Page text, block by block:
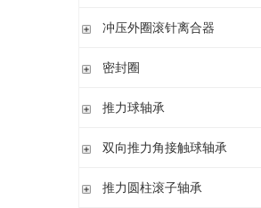
开式、满装滚针单元、无密封
无内圈
带内圈 开式
带内圈 密封
无挡边无内圈 开式
调心 有/无内圈
冲压外圈滚针离合器
不带轴承 带滚花或不带滚花
密封圈
密封圈
推力球轴承
单向推力球轴承
双向推力角接触球轴承
双向推力角接触球轴承
推力圆柱滚子轴承